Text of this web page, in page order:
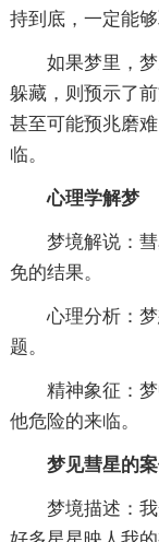
持到底，一定能
如果梦里，
躲藏，则预示了
甚至可能预兆磨
临。
心理学解梦
梦境解说：
免的结果。
心理分析：
题。
精神象征：
他危险的来临。
梦见彗星的
梦境描述：